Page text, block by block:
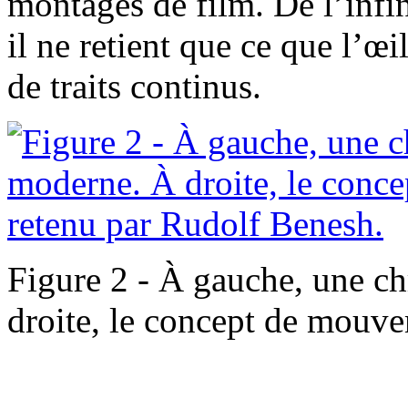
il ne retient que ce que
de traits continus.
Figure 2 - À gauche, une
droite, le concept de